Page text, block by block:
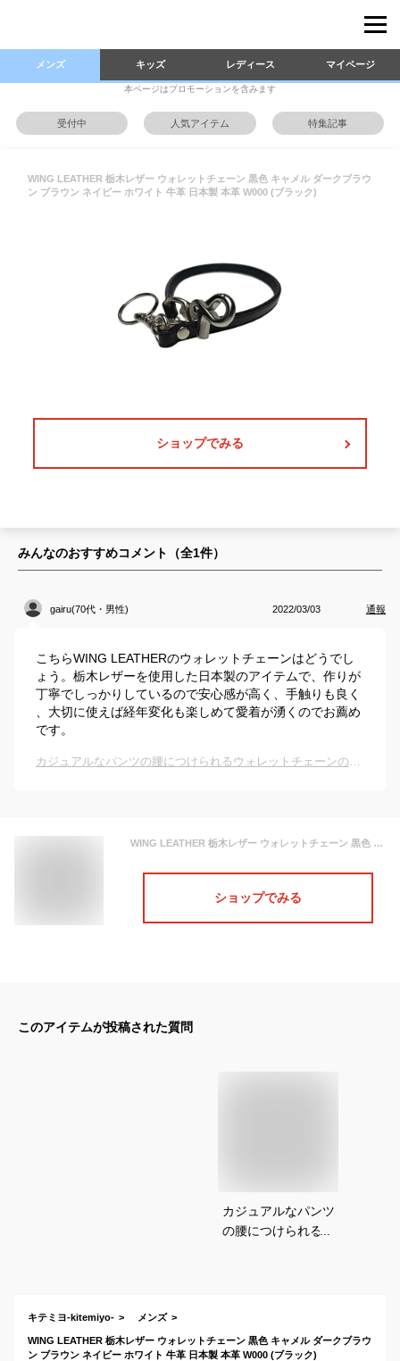
メンズ キッズ レディース マイページ
本ページはプロモーションを含みます
受付中 人気アイテム 特集記事
WING LEATHER 栃木レザー ウォレットチェーン 黒色 キャメル ダークブラウ
ン ブラウン ネイビー ホワイト 牛革 日本製 本革 W000 (ブラック)
ショップでみる
みんなのおすすめコメント（全1件）
gairu(70代・男性) 2022/03/03 通報
こちらWING LEATHERのウォレットチェーンはどうでし
ょう。栃木レザーを使用した日本製のアイテムで、作りが
丁寧でしっかりしているので安心感が高く、手触りも良く
、大切に使えば経年変化も楽しめて愛着が湧くのでお薦め
です。
カジュアルなパンツの腰につけられるウォレットチェーンのおすすめは？
WING LEATHER 栃木レザー ウォレットチェーン 黒色 キャメル ダークブラウン ブラウン ネイビー ホワイト 牛革 日本製 本革 W000 (ブラック)
ショップでみる
このアイテムが投稿された質問
カジュアルなパンツ
の腰につけられるウ
キテミヨ-kitemiyo- メンズ
WING LEATHER 栃木レザー ウォレットチェーン 黒色 キャメル ダークブラウ
ン ブラウン ネイビー ホワイト 牛革 日本製 本革 W000 (ブラック)